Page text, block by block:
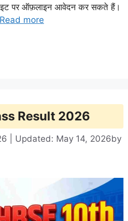
पर ऑफ़लाइन आवेदन कर सकते हैं।
Read more
Result 2026
| Updated: May 14, 2026by